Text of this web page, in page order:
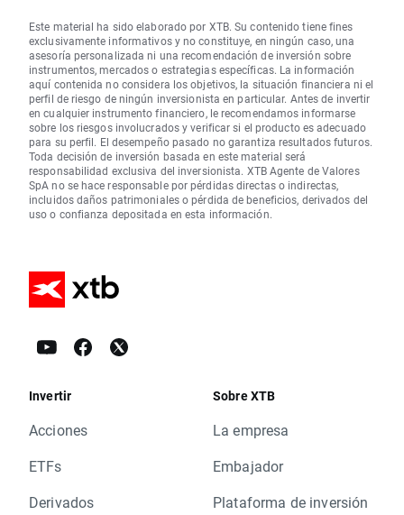
Este material ha sido elaborado por XTB. Su contenido tiene fines
exclusivamente informativos y no constituye, en ningún caso, una
asesoría personalizada ni una recomendación de inversión sobre
instrumentos, mercados o estrategias específicas. La información
aquí contenida no considera los objetivos, la situación financiera ni el
perfil de riesgo de ningún inversionista en particular. Antes de invertir
en cualquier instrumento financiero, le recomendamos informarse
sobre los riesgos involucrados y verificar si el producto es adecuado
para su perfil. El desempeño pasado no garantiza resultados futuros.
Toda decisión de inversión basada en este material será
responsabilidad exclusiva del inversionista. XTB Agente de Valores
SpA no se hace responsable por pérdidas directas o indirectas,
incluidos daños patrimoniales o pérdida de beneficios, derivados del
uso o confianza depositada en esta información.
Invertir
Acciones
ETFs
Derivados
Sobre XTB
La empresa
Embajador
Plataforma de inversión